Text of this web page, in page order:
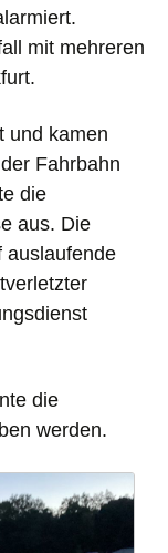
mit mehreren
und kamen
Fahrbahn
die
aus. Die
auslaufende
die
werden.